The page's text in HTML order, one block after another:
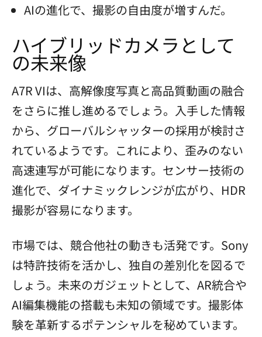
AIの進化で、撮影の自由度が増すんだ。
ハイブリッドカメラとして
の未来像
A7R VIは、高解像度写真と高品質動画の融合
をさらに推し進めるでしょう。入手した情報
から、グローバルシャッターの採用が検討さ
れているようです。これにより、歪みのない
高速連写が可能になります。センサー技術の
進化で、ダイナミックレンジが広がり、HDR
撮影が容易になります。
市場では、競合他社の動きも活発です。Sony
は特許技術を活かし、独自の差別化を図るで
しょう。未来のガジェットとして、AR統合や
AI編集機能の搭載も未知の領域です。撮影体
験を革新するポテンシャルを秘めています。